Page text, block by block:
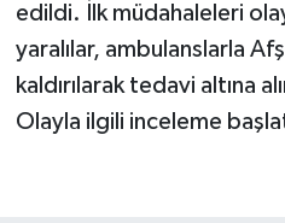
edildi. İlk müdahaleleri
yaralılar, ambulanslarla
kaldırılarak tedavi altına
Olayla ilgili inceleme